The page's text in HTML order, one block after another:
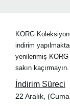
KORG
indirim
yenilenmiş KORG
sakın
İndirim Süreci
22 Aralık,